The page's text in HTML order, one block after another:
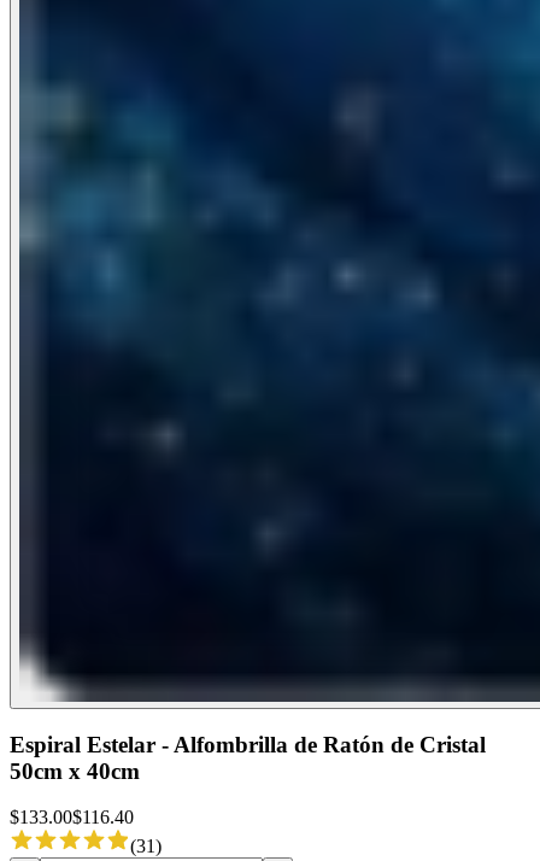
Espiral Estelar - Alfombrilla de Ratón de Cristal
50cm x 40cm
$133.00$116.40
(31)